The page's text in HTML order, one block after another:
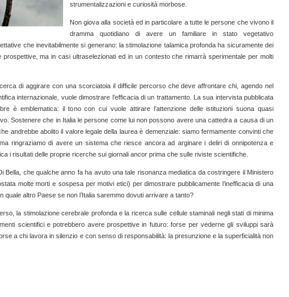
strumentalizzazioni e curiosità morbose.
Non giova alla società ed in particolare a tutte le persone che vivono il
dramma quotidiano di avere un familiare in stato vegetativo
che inevitabilmente si generano: la stimolazione talamica profonda ha sicuramente dei
prospettive, ma in casi ultraselezionati ed in un contesto che rimarrà sperimentale per molti
di aggirare con una scorciatoia il difficile percorso che deve affrontare chi, agendo nel
internazionale, vuole dimostrare l’efficacia di un trattamento. La sua intervista pubblicata
è emblematica: il tono con cui vuole attirare l’attenzione delle istituzioni suona quasi
Sostenere che in Italia le persone come lui non possono avere una cattedra a causa di un
andrebbe abolito il valore legale della laurea è demenziale: siamo fermamente convinti che
ringraziamo di avere un sistema che riesce ancora ad arginare i deliri di onnipotenza e
i risultati delle proprie ricerche sui giornali ancor prima che sulle riviste scientifiche.
Bella, che qualche anno fa ha avuto una tale risonanza mediatica da costringere il Ministero
molte morti e sospesa per motivi etici) per dimostrare pubblicamente l’inefficacia di una
quale altro Paese se non l’Italia saremmo dovuti arrivare a tanto?
la stimolazione cerebrale profonda e la ricerca sulle cellule staminali negli stati di minima
scientifici e potrebbero avere prospettive in futuro: forse per vederne gli sviluppi sarà
a chi lavora in silenzio e con senso di responsabilità: la presunzione e la superficialità non